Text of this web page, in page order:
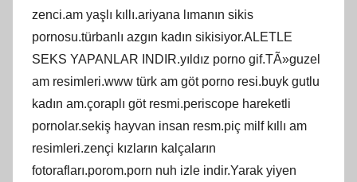
zenci.am yaşlı kıllı.ariyana lımanın sikis
pornosu.türbanlı azgın kadın sikisiyor.ALETLE
SEKS YAPANLAR INDIR.yıldız porno gif.TÃ»guzel
am resimleri.www türk am göt porno resi.buyk gutlu
kadın am.çoraplı göt resmi.periscope hareketli
pornolar.sekiş hayvan insan resm.piç milf kıllı am
resimleri.zençi kızların kalçaların
fotorafları.porom.porn nuh izle indir.Yarak yiyen